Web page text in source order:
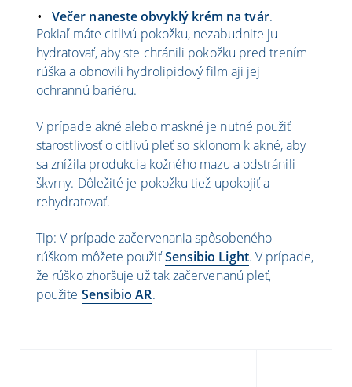
Večer naneste obvyklý krém na tvár.
Pokiaľ máte citlivú pokožku, nezabudnite ju
hydratovať, aby ste chránili pokožku pred trením
rúška a obnovili hydrolipidový film aji jej
ochrannú bariéru.
V prípade akné alebo maskné je nutné použiť
starostlivosť o citlivú pleť so sklonom k akné, aby
sa znížila produkcia kožného mazu a odstránili
škvrny. Dôležité je pokožku tiež upokojiť a
rehydratovať.
Tip: V prípade začervenania spôsobeného
rúškom môžete použiťSensibio Light. V prípade,
že rúško zhoršuje už tak začervenanú pleť,
použite Sensibio AR.